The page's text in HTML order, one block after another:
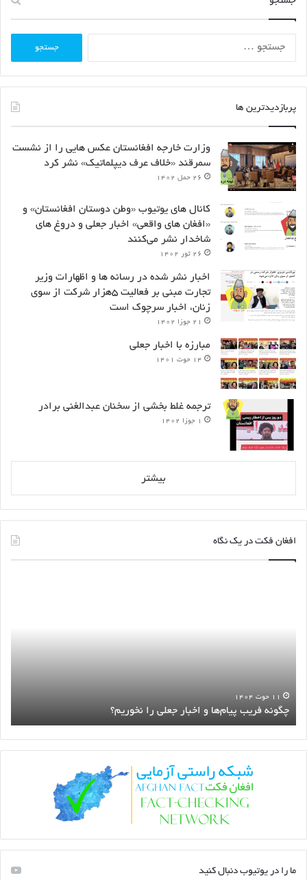
پربازدیدترین ها
وزارت خارجه افغانستان عکس هایی را از نشست
سمرقند «خلاف عرف دیپلماتیک» نشر کرد
۲۶ حمل ۱۴۰۲
کانال های یوتیوب «وطن دوستان افغانستان» و
«افغان های واقعی» اخبار جعلی و دروغ های
شاخدار نشر می‌کنند
۲۶ ثور ۱۴۰۲
اخبار نشر شده در رسانه ها و اظهارات وزیر
تجارت مبنی بر فعالیت ۵هزار شرکت از سوی
زنان، اخبار سرچوک است
۲۱ جوزا ۱۴۰۲
مبارزه با اخبار جعلی
۱۴ حوت ۱۴۰۱
ترجمه غلط بخشی از سخنان عبدالغنی برادر
۱ جوزا ۱۴۰۲
بیشتر
افغان فکت در یک نگاه
۱۱ حوت ۱۴۰۴
چگونه فریب پیام‌ها و اخبار جعلی را نخوریم؟
ما را در یوتیوب دنبال کنید